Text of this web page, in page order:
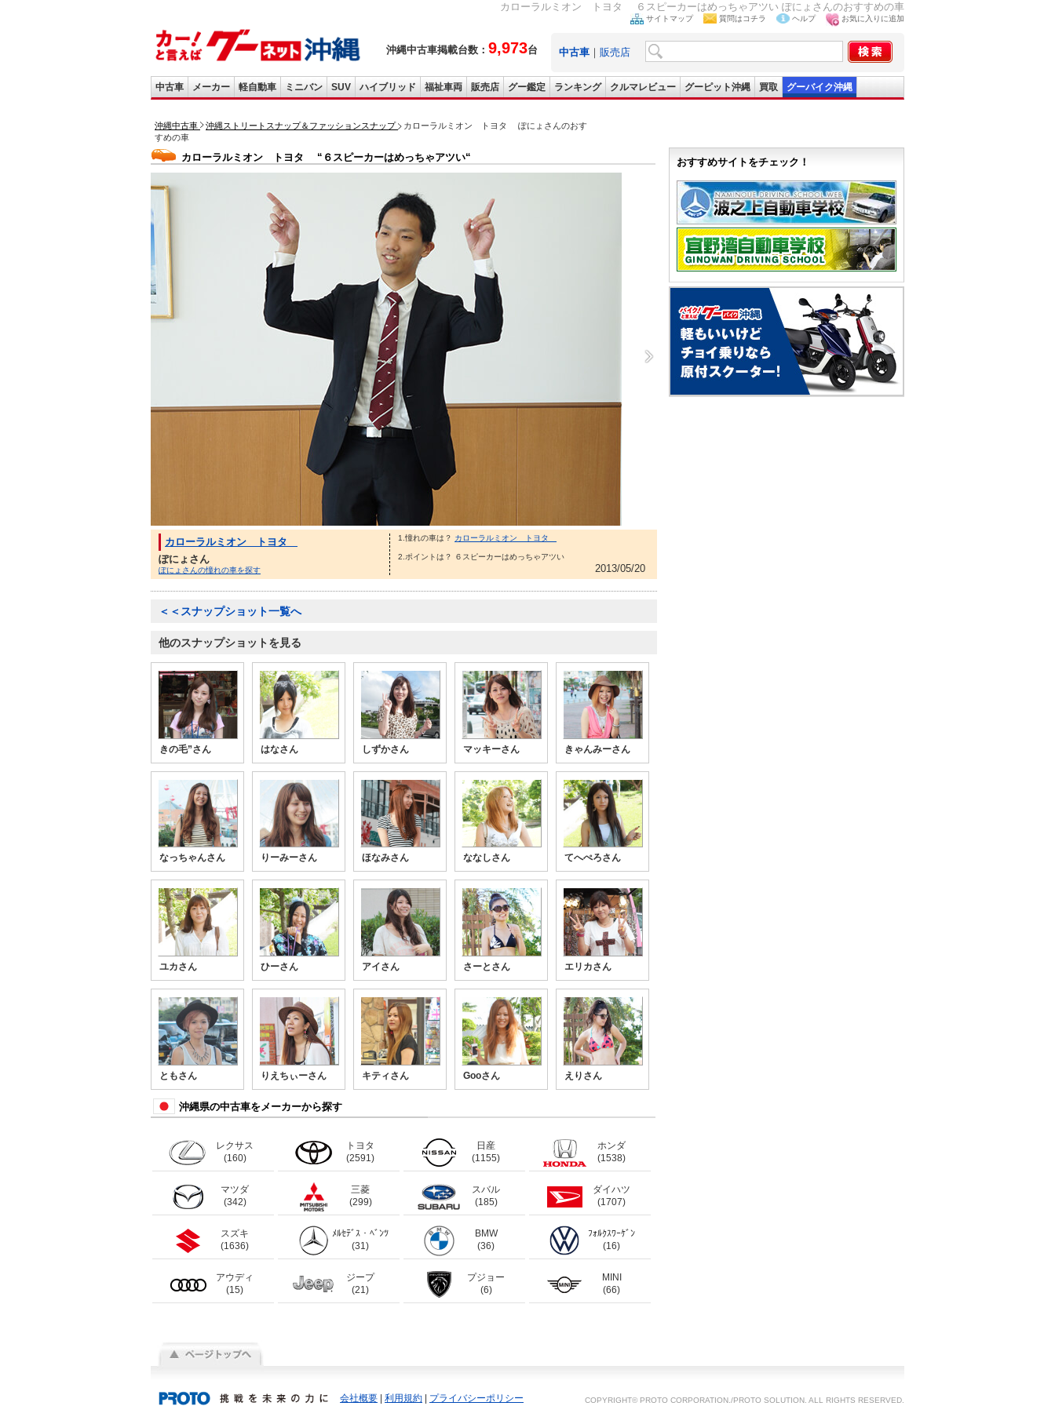
カローラルミオン トヨタ ６スピーカーはめっちゃアツい ぽにょさんのおすすめの車
沖縄中古車掲載台数： 9,973台
サイトマップ 質問はコチラ ヘルプ お気に入りに追加
中古車 ｜ 販売店
中古車 メーカー 軽自動車 ミニバン SUV ハイブリッド 福祉車両 販売店 グー鑑定 ランキング クルマレビュー グーピット沖縄 買取 グーバイク沖縄
沖縄中古車 沖縄ストリートスナップ＆ファッションスナップ
カローラルミオン トヨタ ぽにょさんのおす
すめの車
カローラルミオン トヨタ “６スピーカーはめっちゃアツい“
カローラルミオン トヨタ
ぽにょさん
ぽにょさんの憧れの車を探す
1.憧れの車は？ カローラルミオン トヨタ
2.ポイントは？ ６スピーカーはめっちゃアツい
2013/05/20
＜＜スナップショット一覧へ
他のスナップショットを見る
きの毛”さん はなさん しずかさん マッキーさん きゃんみーさん
なっちゃんさん りーみーさん ほなみさん ななしさん てへぺろさん
ユカさん ひーさん アイさん さーとさん エリカさん
ともさん りえちぃーさん キティさん Gooさん えりさん
沖縄県の中古車をメーカーから探す
レクサス
(160)
トヨタ
(2591)
日産
(1155)
ホンダ
(1538)
マツダ
(342)
三菱
(299)
スバル
(185)
ダイハツ
(1707)
スズキ
(1636)
ﾒﾙｾﾃﾞｽ・ﾍﾞﾝﾂ
(31)
BMW
(36)
ﾌｫﾙｸｽﾜｰｹﾞﾝ
(16)
アウディ
(15)
ジープ
(21)
プジョー
(6)
MINI
(66)
おすすめサイトをチェック！
会社概要 利用規約 プライバシーポリシー COPYRIGHT© PROTO CORPORATION./PROTO SOLUTION. ALL RIGHTS RESERVED.